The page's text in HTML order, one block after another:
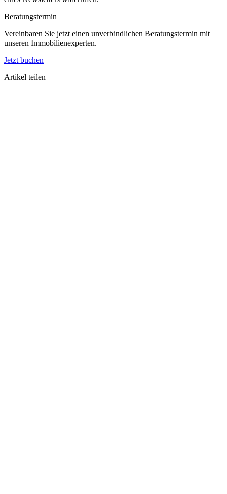
Beratungstermin
Vereinbaren Sie jetzt einen unverbindlichen Beratungstermin mit
unseren Immobilienexperten.
Jetzt buchen
Artikel teilen